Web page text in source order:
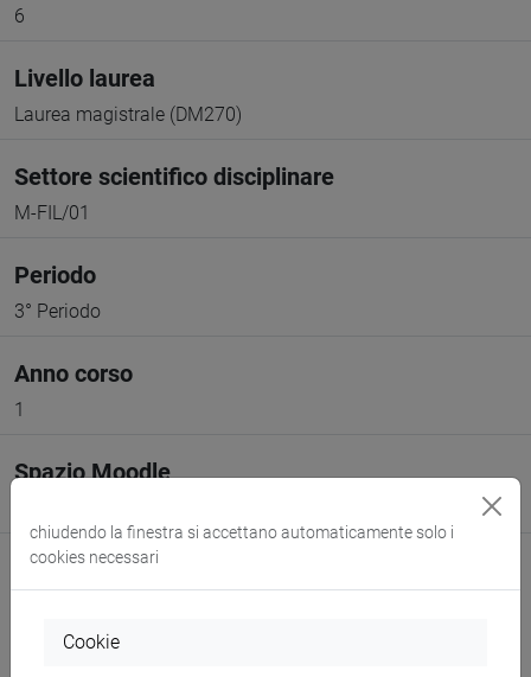
6
Livello laurea
Laurea magistrale (DM270)
Settore scientifico disciplinare
M-FIL/01
Periodo
3° Periodo
Anno corso
1
Spazio Moodle
chiudendo la finestra si accettano automaticamente solo i
cookies necessari
Cookie